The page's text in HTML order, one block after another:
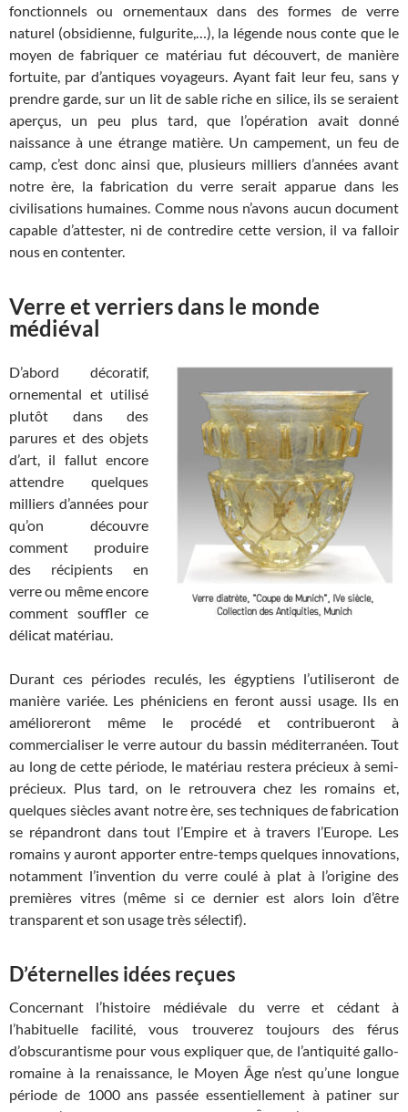
fonctionnels ou ornementaux dans des formes de verre
naturel (obsidienne, fulgurite,…), la légende nous conte que le
moyen de fabriquer ce matériau fut découvert, de manière
fortuite, par d’antiques voyageurs. Ayant fait leur feu, sans y
prendre garde, sur un lit de sable riche en silice, ils se seraient
aperçus, un peu plus tard, que l’opération avait donné
naissance à une étrange matière. Un campement, un feu de
camp, c’est donc ainsi que, plusieurs milliers d’années avant
notre ère, la fabrication du verre serait apparue dans les
civilisations humaines. Comme nous n’avons aucun document
capable d’attester, ni de contredire cette version, il va falloir
nous en contenter.
Verre et verriers dans le monde
médiéval
D’abord décoratif,
ornemental et utilisé
plutôt dans des
parures et des objets
d’art, il fallut encore
attendre quelques
milliers d’années pour
qu’on découvre
comment produire
des récipients en
verre ou même encore
comment souffler ce
délicat matériau.
Durant ces périodes reculés, les égyptiens l’utiliseront de
manière variée. Les phéniciens en feront aussi usage. Ils en
amélioreront même le procédé et contribueront à
commercialiser le verre autour du bassin méditerranéen. Tout
au long de cette période, le matériau restera précieux à semi-
précieux. Plus tard, on le retrouvera chez les romains et,
quelques siècles avant notre ère, ses techniques de fabrication
se répandront dans tout l’Empire et à travers l’Europe. Les
romains y auront apporter entre-temps quelques innovations,
notamment l’invention du verre coulé à plat à l’origine des
premières vitres (même si ce dernier est alors loin d’être
transparent et son usage très sélectif).
D’éternelles idées reçues
Concernant l’histoire médiévale du verre et cédant à
l’habituelle facilité, vous trouverez toujours des férus
d’obscurantisme pour vous expliquer que, de l’antiquité gallo-
romaine à la renaissance, le Moyen Âge n’est qu’une longue
période de 1000 ans passée essentiellement à patiner sur